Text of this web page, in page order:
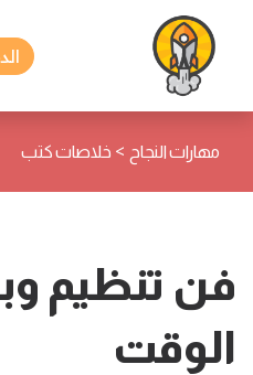
مهارات النجاح > خلاصات كتب
فن تنظيم
الوقت